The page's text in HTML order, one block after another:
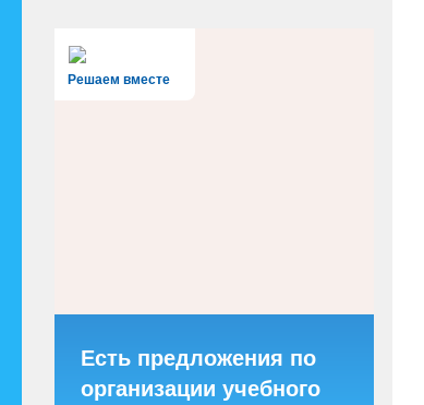
Решаем вместе
Есть предложения по
организации учебного